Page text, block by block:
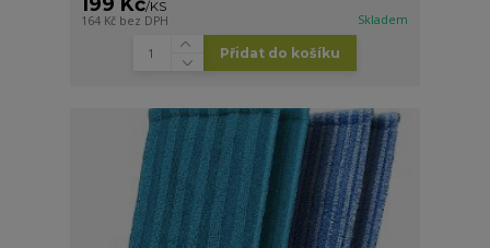
/KS
164 Kč bez DPH Skladem
Přidat do košíku